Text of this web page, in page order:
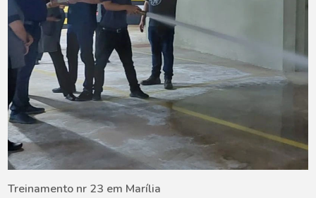
Treinamento nr 23 em Marília